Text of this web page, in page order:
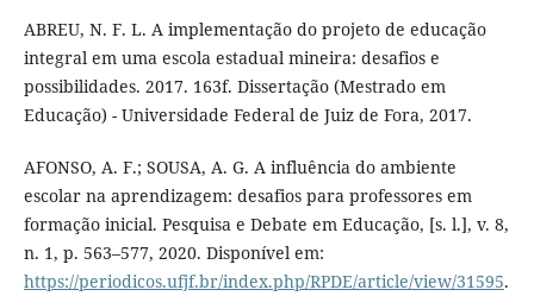
ABREU, N. F. L. A implementação do projeto de educação
integral em uma escola estadual mineira: desafios e
possibilidades. 2017. 163f. Dissertação (Mestrado em
Educação) - Universidade Federal de Juiz de Fora, 2017.
AFONSO, A. F.; SOUSA, A. G. A influência do ambiente
escolar na aprendizagem: desafios para professores em
formação inicial. Pesquisa e Debate em Educação, [s. l.], v. 8,
n. 1, p. 563–577, 2020. Disponível em:
https://periodicos.ufjf.br/index.php/RPDE/article/view/31595.